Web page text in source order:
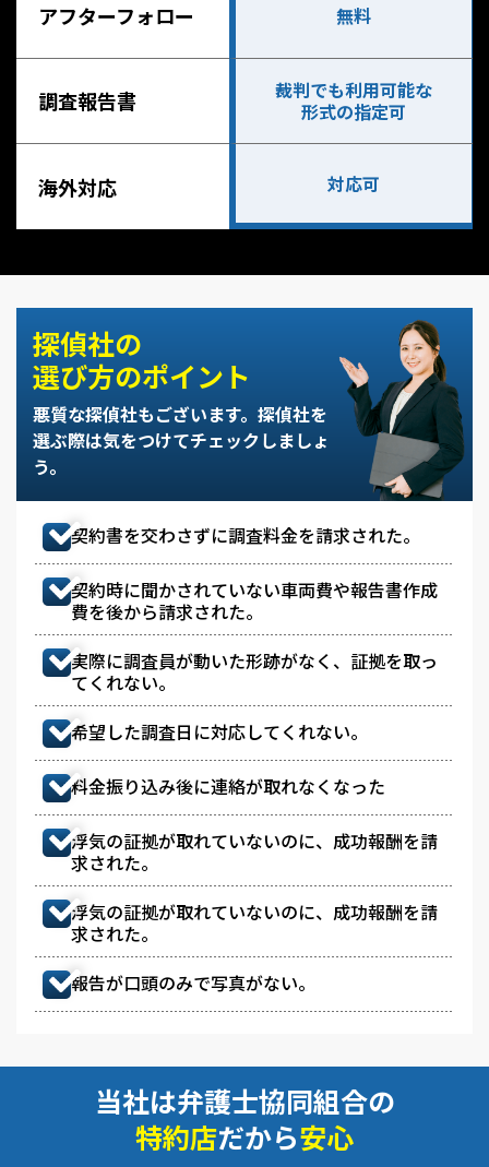
アフターフォロー 無料
調査報告書
裁判でも利用可能な
形式の指定可
海外対応 対応可
探偵社の
選び方のポイント
悪質な探偵社もございます。 探偵社を
選ぶ際は気をつけてチェックしましょ
う。
契約書を交わさずに調査料金を請求された。
契約時に聞かされていない車両費や報告書作成
費を後から請求された。
実際に調査員が動いた形跡がなく、証拠を取っ
てくれない。
希望した調査日に対応してくれない。
料金振り込み後に連絡が取れなくなった
浮気の証拠が取れていないのに、成功報酬を請
求された。
浮気の証拠が取れていないのに、成功報酬を請
求された。
報告が口頭のみで写真がない。
当社は弁護士協同組合の
特約店だから安心